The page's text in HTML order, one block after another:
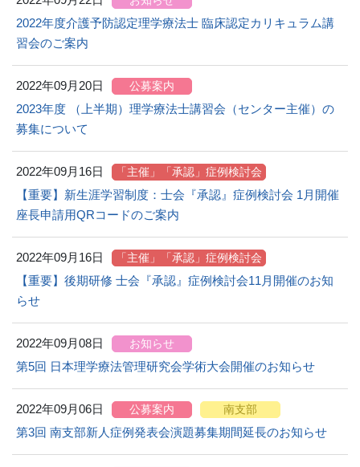
2022年度介護予防認定理学療法士 臨床認定カリキュラム講
習会のご案内
2022年09月20日 公募案内
2023年度 （上半期）理学療法士講習会（センター主催）の
募集について
2022年09月16日 「主催」「承認」症例検討会
【重要】新生涯学習制度：士会『承認』症例検討会 1月開催
座長申請用QRコードのご案内
2022年09月16日 「主催」「承認」症例検討会
【重要】後期研修 士会『承認』症例検討会11月開催のお知
らせ
2022年09月08日 お知らせ
第5回 日本理学療法管理研究会学術大会開催のお知らせ
2022年09月06日 公募案内 南支部
第3回 南支部新人症例発表会演題募集期間延長のお知らせ